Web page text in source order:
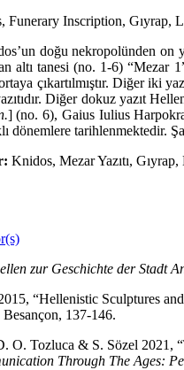
Funerary Inscription, Gıyrap,
doğu nekropolünden on
altı tanesi (no. 1-6) “Mezar
ortaya çıkartılmıştır. Diğer
Diğer dokuz yazıt
] (no. 6), Gaius Iulius
dönemlere tarih­lenmektedir.
Knidos, Mezar Yazıtı,
zur Geschichte der Stadt
“Hellenistic Sculptures
Besançon, 137-146.
O. Tozluca & S. Sözel 2021,
Through The Ages: